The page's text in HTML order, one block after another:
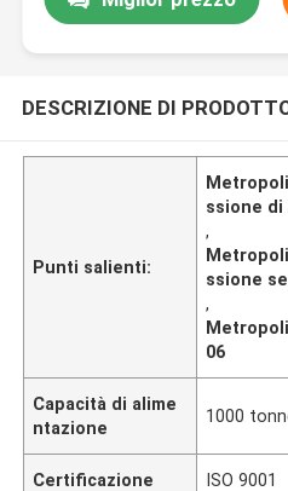
DESCRIZIONE DI
Punti salienti:
ssione di
,
ssione
,
06
Capacità di alime
ntazione
1000
Certificazione ISO 9001